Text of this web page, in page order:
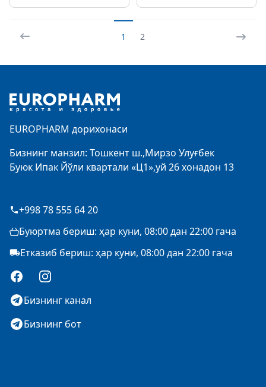
1 2
EUROPHARM дорихонаси
Бизнинг манзил: Тошкент ш.,Мирзо Улуғбек
Буюк Ипак Йўли квартали «Ц1»,уй 26 хонадон 13
+998 78 555 64 20
Буюртма бериш: ҳар куни, 08:00 дан 22:00 гача
Етказиб бериш: ҳар куни, 08:00 дан 22:00 гача
FacebookInstagram
Бизнинг канал
Бизнинг бот